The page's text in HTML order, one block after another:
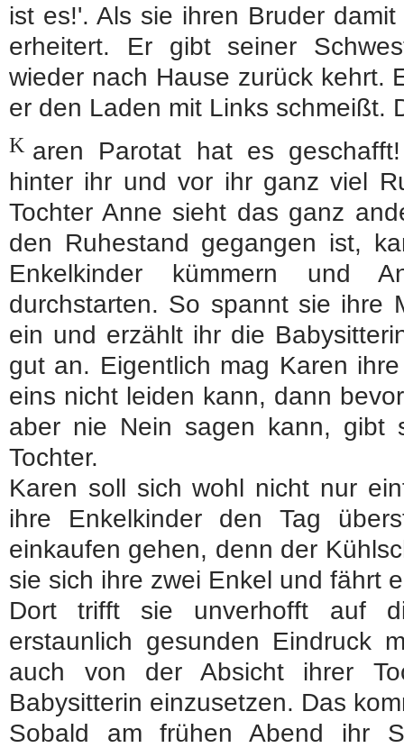
ist es!'. Als sie ihren Bruder
erheitert. Er gibt seiner
wieder nach Hause zurück kehrt.
er den Laden mit Links schmeißt.
K aren Parotat hat es
hinter ihr und vor ihr ganz viel
Tochter Anne sieht das ganz
den Ruhestand gegangen ist,
Enkelkinder kümmern und
durchstarten. So spannt sie ihre
ein und erzählt ihr die
gut an. Eigentlich mag Karen
eins nicht leiden kann, dann
aber nie Nein sagen kann, gibt
Tochter.
Karen soll sich wohl nicht nur
ihre Enkelkinder den Tag
einkaufen gehen, denn der
sie sich ihre zwei Enkel und fährt
Dort trifft sie unverhofft auf
erstaunlich gesunden Eindruck
auch von der Absicht ihrer
Babysitterin einzusetzen. Das
Sobald am frühen Abend ihr